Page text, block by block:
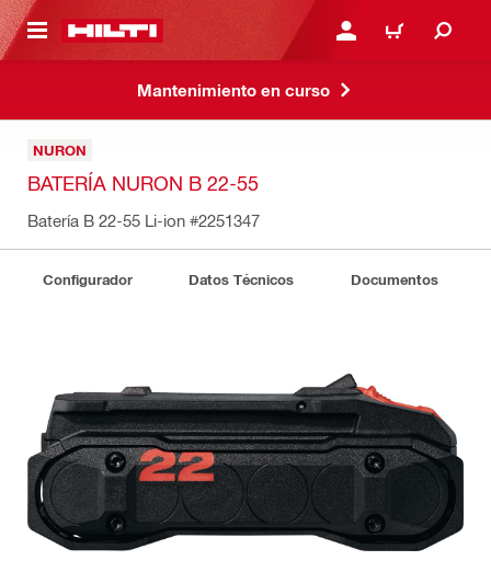
PRINCIPAL INICIE SESIÓN O
CARRITO
Mantenimiento en curso
NURON
BATERÍA NURON B 22-55
Batería B 22-55 Li-ion #2251347
Configurador Datos Técnicos Documentos